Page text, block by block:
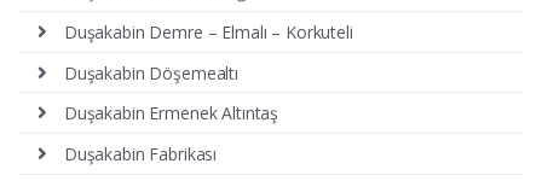
Duşakabin Demre – Elmalı – Korkuteli
Duşakabin Döşemealtı
Duşakabin Ermenek Altıntaş
Duşakabin Fabrikası